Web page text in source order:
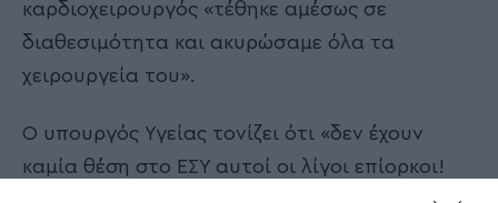
καρδιοχειρουργός «τέθηκε αμέσως σε
διαθεσιμότητα και ακυρώσαμε όλα τα
χειρουργεία του».
Ο υπουργός Υγείας τονίζει ότι «δεν έχουν
καμία θέση στο ΕΣΥ αυτοί οι λίγοι επίορκοι!